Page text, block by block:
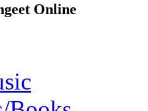
Online